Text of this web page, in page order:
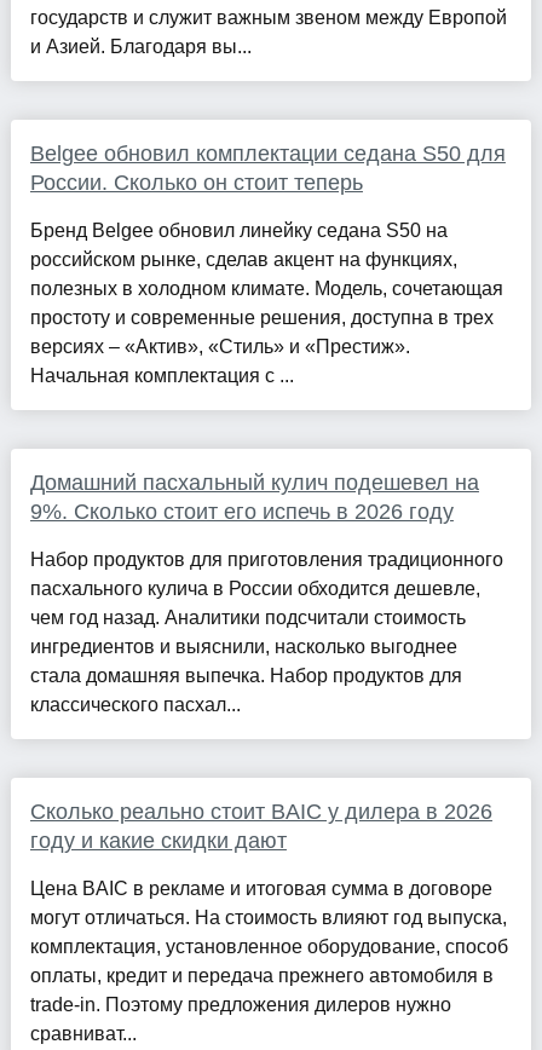
государств и служит важным звеном между Европой
и Азией. Благодаря вы...
Belgee обновил комплектации седана S50 для
России. Сколько он стоит теперь
Бренд Belgee обновил линейку седана S50 на
российском рынке, сделав акцент на функциях,
полезных в холодном климате. Модель, сочетающая
простоту и современные решения, доступна в трех
версиях – «Актив», «Стиль» и «Престиж».
Начальная комплектация с ...
Домашний пасхальный кулич подешевел на
9%. Сколько стоит его испечь в 2026 году
Набор продуктов для приготовления традиционного
пасхального кулича в России обходится дешевле,
чем год назад. Аналитики подсчитали стоимость
ингредиентов и выяснили, насколько выгоднее
стала домашняя выпечка. Набор продуктов для
классического пасхал...
Сколько реально стоит BAIC у дилера в 2026
году и какие скидки дают
Цена BAIC в рекламе и итоговая сумма в договоре
могут отличаться. На стоимость влияют год выпуска,
комплектация, установленное оборудование, способ
оплаты, кредит и передача прежнего автомобиля в
trade-in. Поэтому предложения дилеров нужно
сравниват...